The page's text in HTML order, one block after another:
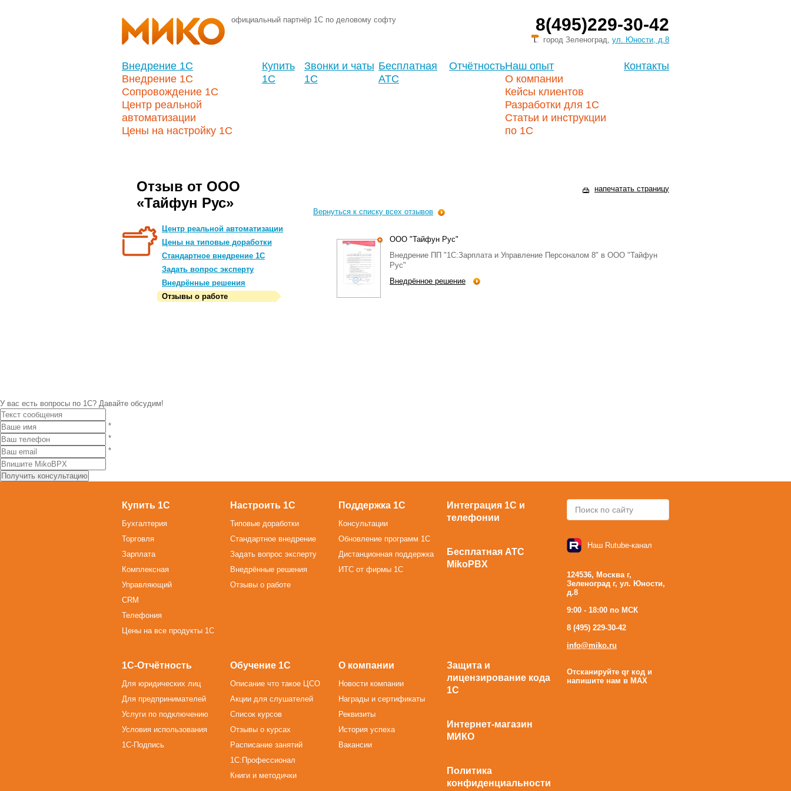
официальный партнёр 1С по деловому софту 8(495)229-30-42
город Зеленоград, ул. Юности, д.8
Внедрение 1С
Внедрение 1С
Сопровождение 1С
Центр реальной
автоматизации
Цены на настройку 1С
Купить
1С
Звонки и чаты
1С
Бесплатная
АТС
ОтчётностьНаш опыт
О компании
Кейсы клиентов
Разработки для 1С
Статьи и инструкции
по 1С
Контакты
Отзыв от ООО
«Тайфун Рус»
Центр реальной автоматизации
Цены на типовые доработки
Стандартное внедрение 1С
Задать вопрос эксперту
Внедрённые решения
Отзывы о работе
напечатать страницу
Вернуться к списку всех отзывов
ООО "Тайфун Рус"
Внедрение ПП "1С:Зарплата и Управление Персоналом 8" в ООО "Тайфун
Рус"
Внедрённое решение
У вас есть вопросы по 1С? Давайте обсудим!
*
*
*
Купить 1С
Бухгалтерия
Торговля
Зарплата
Комплексная
Управляющий
CRM
Телефония
Цены на все продукты 1С
Настроить 1С
Типовые доработки
Стандартное внедрение
Задать вопрос эксперту
Внедрённые решения
Отзывы о работе
Поддержка 1С
Консультации
Обновление программ 1С
Дистанционная поддержка
ИТС от фирмы 1С
Интеграция 1С и
телефонии
Бесплатная АТС
MikoPBX
1С-Отчётность
Для юридических лиц
Для предпринимателей
Услуги по подключению
Условия использования
1С-Подпись
Обучение 1С
Описание что такое ЦСО
Акции для слушателей
Список курсов
Отзывы о курсах
Расписание занятий
1С:Профессионал
Книги и методички
О компании
Новости компании
Награды и сертификаты
Реквизиты
История успеха
Вакансии
Защита и
лицензирование кода
1С
Интернет-магазин
МИКО
Политика
конфиденциальности
Наш Rutube-канал
124536, Москва г,
Зеленоград г, ул. Юности,
д.8
9:00 - 18:00 по МСК
8 (495) 229-30-42
info@miko.ru
Отсканируйте qr код и
напишите нам в MAX